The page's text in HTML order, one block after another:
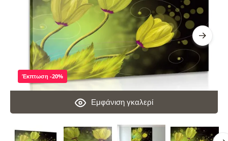
Εμφάνιση γκαλερί
Έκπτωση -20%